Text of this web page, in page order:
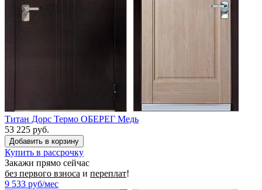
Титан Дорс Термо ОБЕРЕГ Медь
53 225 руб.
Купить в рассрочку
Закажи прямо сейчас
без первого взноса и переплат!
9 533 руб/мес